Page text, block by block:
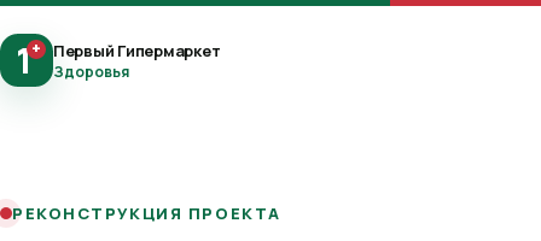
1+ Первый Гипермаркет
Здоровья
РЕКОНСТРУКЦИЯ ПРОЕКТА